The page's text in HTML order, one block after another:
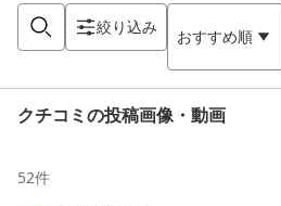
絞り込み おすすめ順
クチコミの投稿画像・動画
52件